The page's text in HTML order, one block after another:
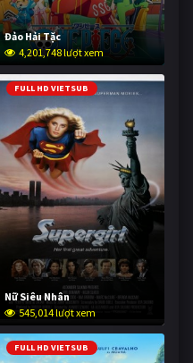
Đảo Hải Tặc
4,201,748 lượt xem
FULL HD VIETSUB
Nữ Siêu Nhân
545,014 lượt xem
FULL HD VIETSUB